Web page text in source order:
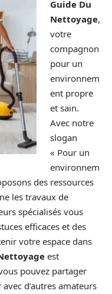
Guide Du
Nettoyage,
votre
compagnon
pour un
environnem
ent propre
et sain.
Avec notre
slogan
« Pour un
environnem
des ressources
les travaux de
spécialisés vous
efficaces et des
votre espace dans
est
pouvez partager
d’autres amateurs